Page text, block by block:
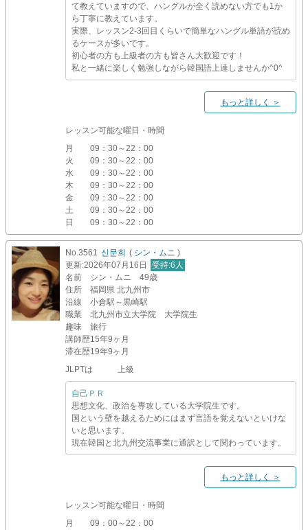
て教えていますので、ハングルが全く読めない方でも1か
ら丁寧に教えています。
実際、レッスン2-3回目くらいで簡単なハングル単語が読め
るケースが多いです。
初心者の方も上級者の方も皆さん大歓迎です！
私と一緒に楽しく勉強しながら韓国語上達しませんか^0^
もっと詳しく ＞
レッスン可能な曜日・時間
月
09：30～22：00
火
09：30～22：00
水
09：30～22：00
木
09：30～22：00
金
09：30～22：00
土
09：30～22：00
日
09：30～22：00
No.3561 신문희 ( シン・ムニ )
更新:2026年07月16日 受持:6人
名前
シン・ムニ 49歳
住所
福岡県 北九州市
沿線
小倉駅～黒崎駅
職業
北九州市立大学院 大学院生
趣味
旅行
講師歴15年9ヶ月
滞在歴19年9ヶ月
JLPTは 上級
自己ＰＲ
思想文化、政治を専攻している大学院生です。
国という壁を越えるためにはまず言語を覚えないといけな
いと思います。
現在韓国と北九州交流事業に通訳として関わっています。
もっと詳しく ＞
レッスン可能な曜日・時間
月
09：00～22：00